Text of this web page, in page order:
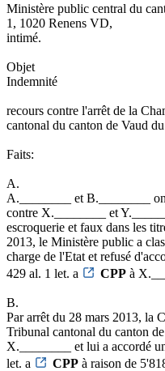
Ministère public central du
1, 1020 Renens VD,
intimé.
Objet
Indemnité
recours contre l'arrêt de la
cantonal du canton de Vaud
Faits:
A.
A.________ et B.________
contre X.________ et
escroquerie et faux dans les
2013, le Ministère public a
charge de l'Etat et refusé
429 al. 1 let. a
CPP à
B.
Par arrêt du 28 mars 2013, la
Tribunal cantonal du canton
X.________ et lui a accordé
let. a
CPP à raison de